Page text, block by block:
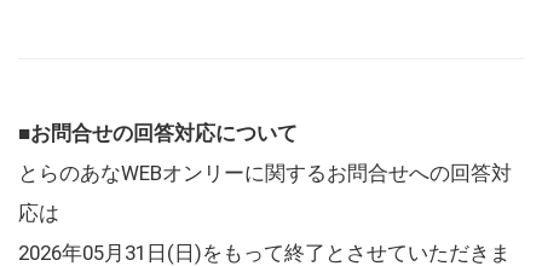
■お問合せの回答対応について
とらのあなWEBオンリーに関するお問合せへの回答対
応は
2026年05月31日(日)をもって終了とさせていただきま